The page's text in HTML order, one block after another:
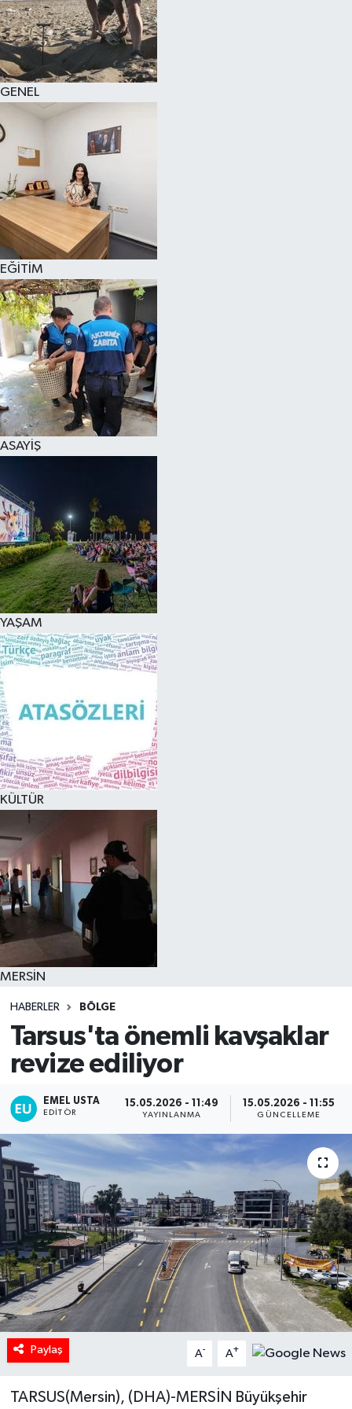
GENEL
EĞİTİM
ASAYİŞ
YAŞAM
KÜLTÜR
MERSİN
HABERLER BÖLGE
Tarsus'ta önemli kavşaklar
revize ediliyor
EMEL USTA
EDITÖR
15.05.2026 - 11:49
YAYINLANMA
15.05.2026 - 11:55
GÜNCELLEME
Paylaş A- A+
TARSUS(Mersin), (DHA)-MERSİN Büyükşehir